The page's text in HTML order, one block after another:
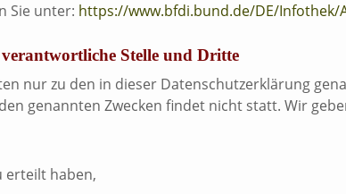
Sie unter: https://www.bfdi.bund.de/DE/Infothek/
Stelle und Dritte
nur zu den in dieser Datenschutzerklärung
genannten Zwecken findet nicht statt. Wir
erteilt haben,